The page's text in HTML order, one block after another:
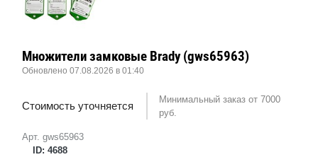
Арт. gws65963
ID: 4688
Множители замковые Brady (gws65963)
Обновлено 07.08.2026 в 01:40
Стоимость уточняется
Минимальный заказ от 7000
руб.